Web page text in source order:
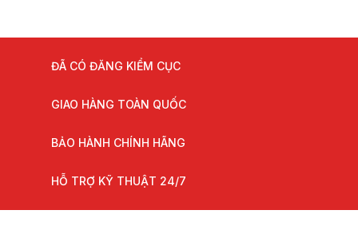
ĐÃ CÓ ĐĂNG KIỂM CỤC
GIAO HÀNG TOÀN QUỐC
BẢO HÀNH CHÍNH HÃNG
HỖ TRỢ KỸ THUẬT 24/7